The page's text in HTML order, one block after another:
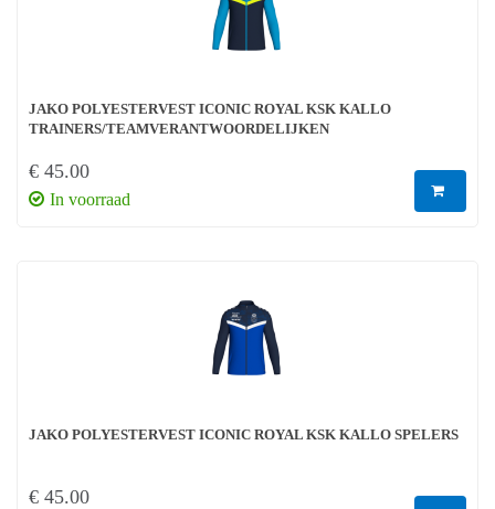
JAKO POLYESTERVEST ICONIC ROYAL KSK KALLO
TRAINERS/TEAMVERANTWOORDELIJKEN
€ 45.00
In voorraad
JAKO POLYESTERVEST ICONIC ROYAL KSK KALLO SPELERS
€ 45.00